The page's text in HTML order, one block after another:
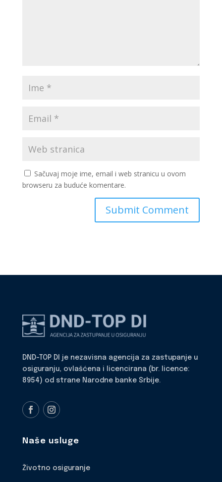
Sačuvaj moje ime, email i web stranicu u ovom
browseru za buduće komentare.
DND-TOP DI je nezavisna agencija za zastupanje u
osiguranju, ovlašćena i licencirana (br. licence:
8954) od strane Narodne banke Srbije.
Naše usluge
Životno osiguranje